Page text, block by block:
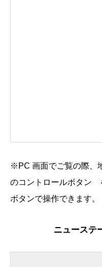
※PC 画面でご覧の際、
のコントロールボタン
ボタンで操作できます。
ニューステ